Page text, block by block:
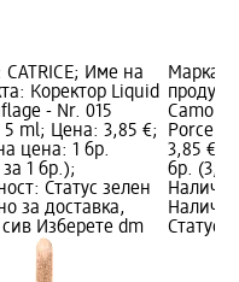
Име на
Коректор Liquid
- Nr. 015
5 ml; Цена: 3,85 €;
цена: 1 бр.
1 бр.);
Статус зелен
за доставка,
сив Изберете dm
Марка:
3,85 €;
бр.
Статус